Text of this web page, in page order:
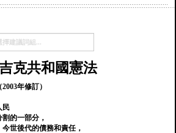
克共和國憲法
年修訂）
民
的一部分，
世後代的債務和責任，